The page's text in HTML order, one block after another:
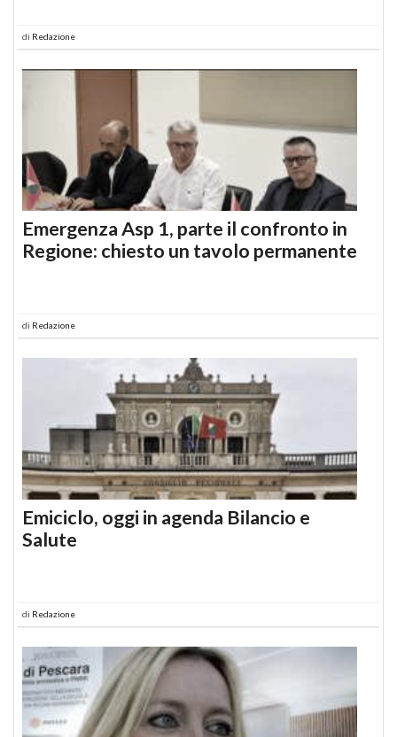
di Redazione
Emergenza Asp 1, parte il confronto in
Regione: chiesto un tavolo permanente
di Redazione
Emiciclo, oggi in agenda Bilancio e
Salute
di Redazione